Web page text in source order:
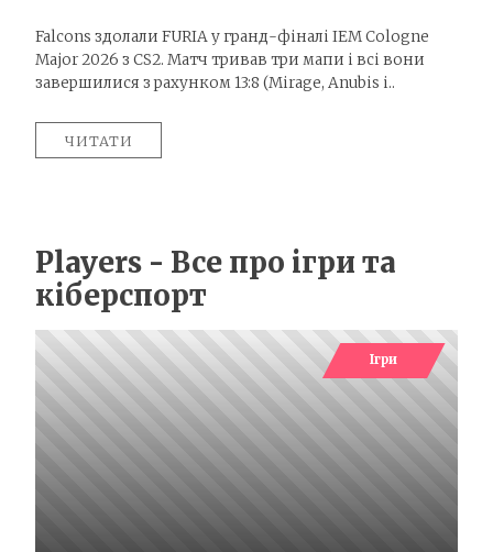
Falcons здолали FURIA у гранд-фіналі IEM Cologne
Major 2026 з CS2. Матч тривав три мапи і всі вони
завершилися з рахунком 13:8 (Mirage, Anubis і..
ЧИТАТИ
Players - Все про ігри та
кіберспорт
Ігри